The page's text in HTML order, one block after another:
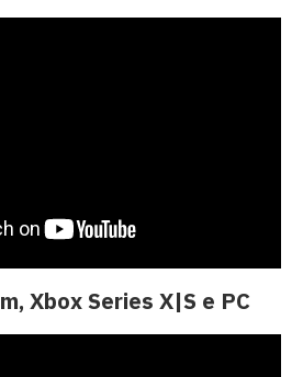
Xbox Series X|S e PC